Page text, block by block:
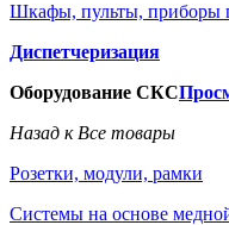
Шкафы, пульты, приборы
Диспетчеризация
Оборудование СКС
Назад к Все товары
Розетки, модули, рамки
Системы на основе